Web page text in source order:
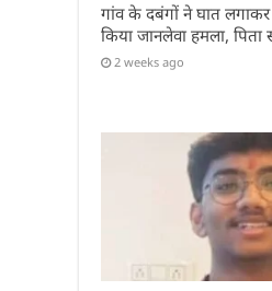
गांव के दबंगों ने घात
किया जानलेवा हमला,
2 weeks ago